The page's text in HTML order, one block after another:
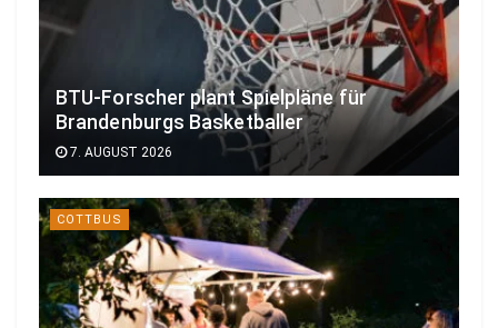
BTU-Forscher plant Spielpläne für
Brandenburgs Basketballer
7. AUGUST 2026
COTTBUS